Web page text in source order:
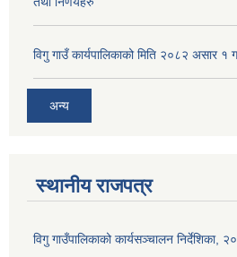
विगु गाउँ कार्यपालिकाको मिति २०८२ असार १
अन्य
स्थानीय राजपत्र
विगु गाउँपालिकाको कार्यसञ्‍चालन निर्देशिका,